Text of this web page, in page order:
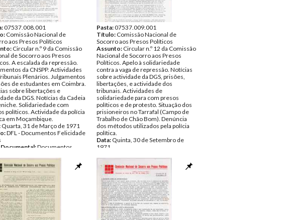
07537.008.001
Comissão Nacional de
aos Presos Políticos
Circular n.º 9 da Comissão
de Socorro aos Presos
A escalada da repressão.
da CNSPP. Actividades
Plenários. Julgamentos
de estudantes em Coimbra.
sobre libertações e
da DGS. Notícias da Cadeia
Solidariedade com
políticos. Actividade da polícia
em Moçambique.
Quarta, 31 de Março de 1971
DFL - Documentos Felicidade
Documentos
Pasta:07537.009.001
Título: Comissão Nacional de
Socorro aos Presos Políticos
Assunto: Circular n.º 12 da Comissão
Nacional de Socorro aos Presos
Políticos. Apelo à solidariedade
contra a vaga de repressão. Notícias
sobre actividade da DGS, prisões,
libertações, e actividade dos
tribunais. Actividades de
solidariedade para com presos
políticos e de protesto. Situação dos
prisioneiros no Tarrafal (Campo de
Trabalho de Chão Bom). Denúncia
dos métodos utilizados pela polícia
política.
Data: Quinta, 30 de Setembro de
1971
Alves
Tipo Documental:Documentos
Página(s):8